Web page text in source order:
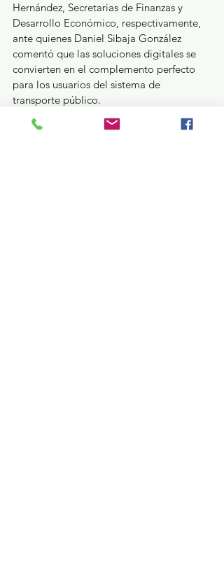
Hernández, Secretarias de Finanzas y
Desarrollo Económico, respectivamente,
ante quienes Daniel Sibaja González
comentó que las soluciones digitales se
convierten en el complemento perfecto
para los usuarios del sistema de
transporte público.
Además, señaló que tecnologías como los